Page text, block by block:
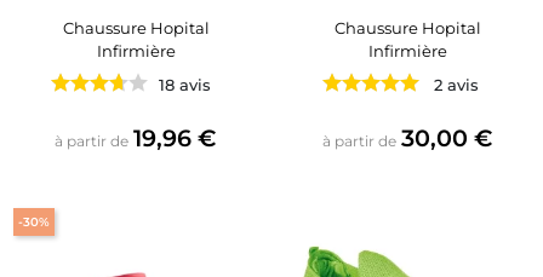
Chaussure Hopital
Infirmière
18 avis
à partir de Prix
19,96 €
Chaussure Hopital
Infirmière
2 avis
à partir de Prix
30,00 €
-30%